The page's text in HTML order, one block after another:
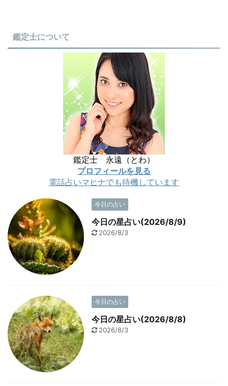
鑑定士について
鑑定士 永遠（とわ）
プロフィールを見る
電話占いマヒナでも待機しています
今日の占い
今日の星占い(2026/8/9)
2026/8/3
今日の占い
今日の星占い(2026/8/8)
2026/8/3